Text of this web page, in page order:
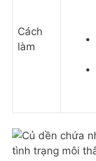
Cách
làm